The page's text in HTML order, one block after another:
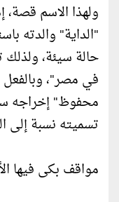
ولهذا الاسم قصة،
"الداية" والدته
حالة سيئة،
في مصر"،
محفوظ" إخراجه
تسميته نسبة إلى
مواقف بكى فيها